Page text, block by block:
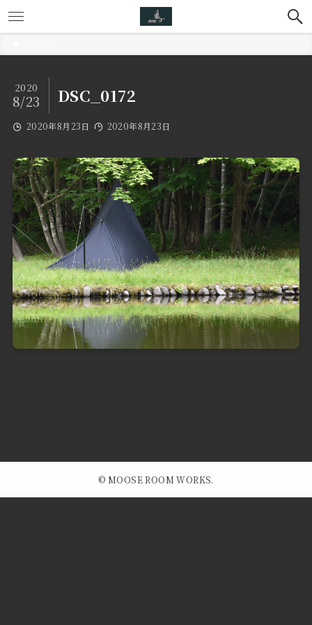
DSC_0172
2020
8/23
2020年8月23日 2020年8月23日
© MOOSE ROOM WORKS.